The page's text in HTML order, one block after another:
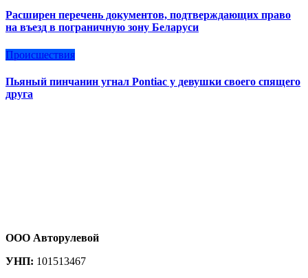
Расширен перечень документов, подтверждающих право
на въезд в пограничную зону Беларуси
Происшествия
Пьяный пинчанин угнал Pontiac у девушки своего спящего
друга
ООО Авторулевой
УНП: 101513467